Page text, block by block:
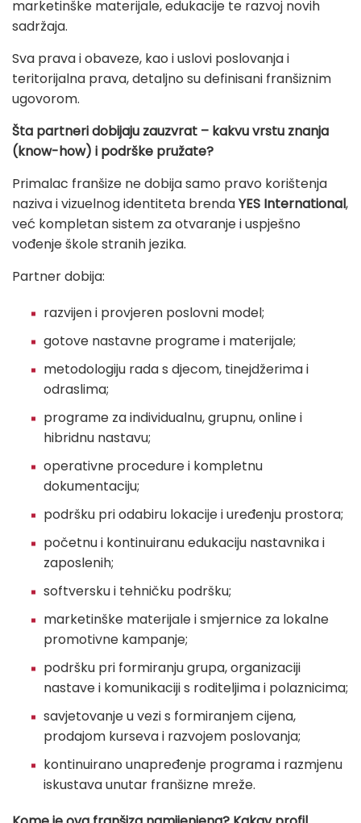
marketinške materijale, edukacije te razvoj novih
sadržaja.
Sva prava i obaveze, kao i uslovi poslovanja i
teritorijalna prava, detaljno su definisani franšiznim
ugovorom.
Šta partneri dobijaju zauzvrat – kakvu vrstu znanja
(know-how) i podrške pružate?
Primalac franšize ne dobija samo pravo korištenja
naziva i vizuelnog identiteta brendaYES International,
već kompletan sistem za otvaranje i uspješno
vođenje škole stranih jezika.
Partner dobija:
razvijen i provjeren poslovni model;
gotove nastavne programe i materijale;
metodologiju rada s djecom, tinejdžerima i
odraslima;
programe za individualnu, grupnu, online i
hibridnu nastavu;
operativne procedure i kompletnu
dokumentaciju;
podršku pri odabiru lokacije i uređenju prostora;
početnu i kontinuiranu edukaciju nastavnika i
zaposlenih;
softversku i tehničku podršku;
marketinške materijale i smjernice za lokalne
promotivne kampanje;
podršku pri formiranju grupa, organizaciji
nastave i komunikaciji s roditeljima i polaznicima;
savjetovanje u vezi s formiranjem cijena,
prodajom kurseva i razvojem poslovanja;
kontinuirano unapređenje programa i razmjenu
iskustava unutar franšizne mreže.